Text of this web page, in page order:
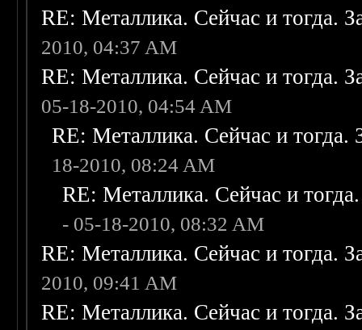
RE: Металлика. Сейчас и тогда.
2010, 04:37 AM
RE: Металлика. Сейчас и тогда.
05-18-2010, 04:54 AM
RE: Металлика. Сейчас и
18-2010, 08:24 AM
RE: Металлика. Сейчас и
- 05-18-2010, 08:32 AM
RE: Металлика. Сейчас и тогда.
2010, 09:41 AM
RE: Металлика. Сейчас и тогда.